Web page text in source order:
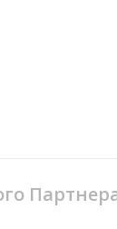
Партнера